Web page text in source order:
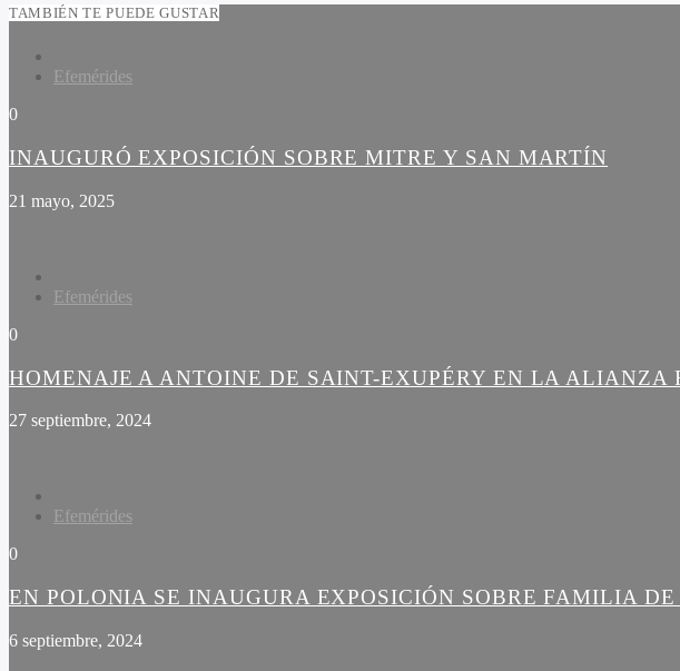
TAMBIÉN TE PUEDE GUSTAR
Efemérides
0
INAUGURÓ EXPOSICIÓN SOBRE MITRE Y SAN MARTÍN
21 mayo, 2025
Efemérides
0
HOMENAJE A ANTOINE DE SAINT-EXUPÉRY EN LA ALIANZA
27 septiembre, 2024
Efemérides
0
EN POLONIA SE INAUGURA EXPOSICIÓN SOBRE FAMILIA
6 septiembre, 2024